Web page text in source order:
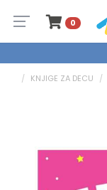
0
KNJIGE ZA DECU